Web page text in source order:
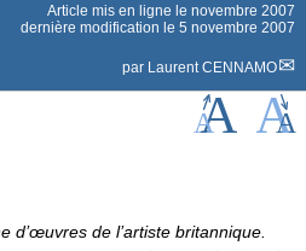
Article mis en ligne le novembre 2007
dernière modification le 5 novembre 2007
par Laurent CENNAMO
d’œuvres de l’artiste britannique.